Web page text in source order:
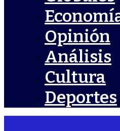
Opinión
Análisis
Cultura
Deportes